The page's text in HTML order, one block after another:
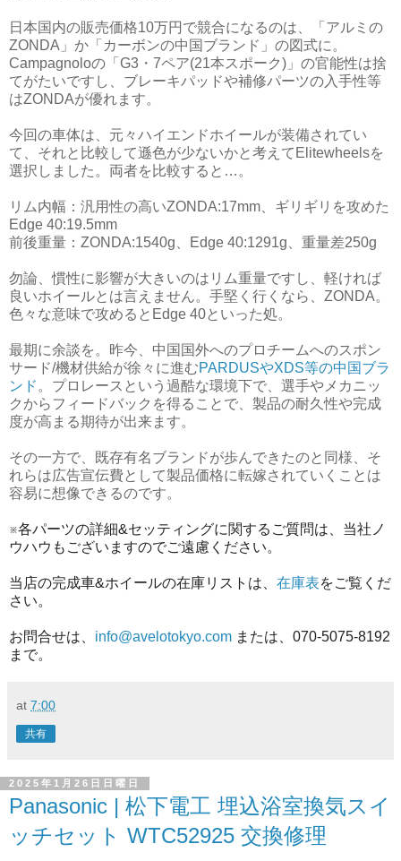
日本国内の販売価格10万円で競合になるのは、「アルミの
ZONDA」か「カーボンの中国ブランド」の図式に。
Campagnoloの「G3・7ペア(21本スポーク)」の官能性は捨
てがたいですし、ブレーキパッドや補修パーツの入手性等
はZONDAが優れます。
今回の車体は、元々ハイエンドホイールが装備されてい
て、それと比較して遜色が少ないかと考えてElitewheelsを
選択しました。両者を比較すると…。
リム内幅：汎用性の高いZONDA:17mm、ギリギリを攻めた
Edge 40:19.5mm
前後重量：ZONDA:1540g、Edge 40:1291g、重量差250g
勿論、慣性に影響が大きいのはリム重量ですし、軽ければ
良いホイールとは言えません。手堅く行くなら、ZONDA。
色々な意味で攻めるとEdge 40といった処。
最期に余談を。昨今、中国国外へのプロチームへのスポン
サード/機材供給が徐々に進むPARDUSやXDS等の中国ブラ
ンド 。プロレースという過酷な環境下で、選手やメカニッ
クからフィードバックを得ることで、製品の耐久性や完成
度が高まる期待が出来ます。
その一方で、既存有名ブランドが歩んできたのと同様、そ
れらは広告宣伝費として製品価格に転嫁されていくことは
容易に想像できるのです。
※各パーツの詳細&セッティングに関するご質問は、当社ノ
ウハウもございますのでご遠慮ください。
当店の完成車&ホイールの在庫リストは、 在庫表をご覧くだ
さい。
お問合せは、 info@avelotokyo.com または、070-5075-8192
まで。
at 7:00
共有
2025年1月26日日曜日
Panasonic | 松下電工 埋込浴室換気スイ
ッチセット WTC52925 交換修理